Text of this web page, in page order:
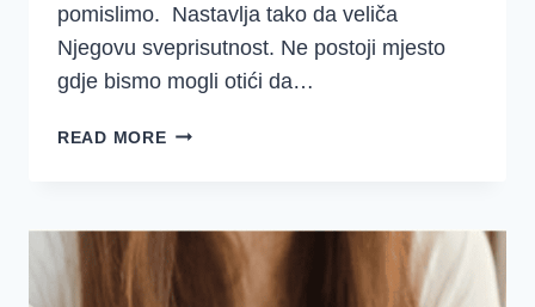
pomislimo. Nastavlja tako da veliča
Njegovu sveprisutnost. Ne postoji mjesto
gdje bismo mogli otići da…
READ MOREDJD
SREDSTVA
(1.